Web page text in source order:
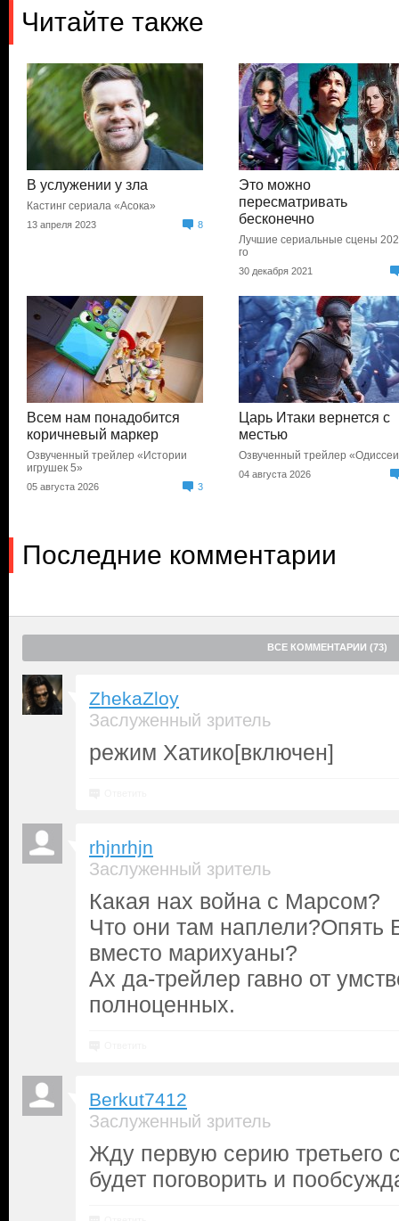
Читайте также
В услужении у зла
Кастинг сериала «Асока»
13 апреля 2023 8
Это можно
пересматривать
бесконечно
Лучшие сериальные сцены
го
30 декабря 2021
Всем нам понадобится
коричневый маркер
Озвученный трейлер «Истории
игрушек 5»
05 августа 2026 3
Царь Итаки вернется с
местью
Озвученный трейлер
04 августа 2026
Последние комментарии
ВСЕ КОММЕНТАРИИ (73)
ZhekaZloy
Заслуженный зритель
режим Хатико[включен]
rhjnrhjn
Заслуженный зритель
Какая нах война с Марсом?
Что они там наплели?Опять
вместо марихуаны?
Ах да-трейлер гавно от
полноценных.
Berkut7412
Заслуженный зритель
Жду первую серию третьего
будет поговорить и